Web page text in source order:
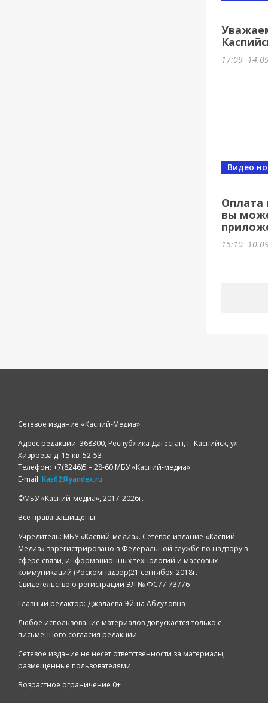
17:09
Оплата
вы
Видео
15:10
Сетевое издание «Каспий-Медиа»
Адрес редакции: 368300, Республика Дагестан, г. Каспийск, ул.
Хизроева д. 15 кв. 52-53
Телефон: +7(8246)5 – 28-60 МБУ «Каспий-медиа»
E-mail: Kas62@yandex.ru
©️МБУ «Каспий-медиа», 2017-2026г.
Все права защищены.
Учредитель: МБУ «Каспий-медиа». Сетевое издание «Каспий-
Медиа» зарегистрировано в Федеральной службе по надзору в
сфере связи, информационных технологий и массовых
коммуникаций (Роскомнадзор)21 сентября 2018г.
Свидетельство о регистрации ЭЛ № ФС77-73776
Главный редактор: Джалаева Эйша Абдуловна
Любое использование материалов допускается только с
письменного согласия редакции.
Сетевое издание не несет ответственности за материалы,
размещенные пользователями.
Возрастное ограничение 0+